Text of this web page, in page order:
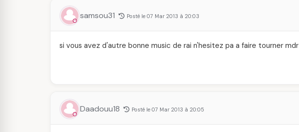
samsou31 Posté le 07 Mar 2013 à 20:03
si vous avez d'autre bonne music de rai n'hesitez pa a faire tourner mdr
Daadouu18 Posté le 07 Mar 2013 à 20:05